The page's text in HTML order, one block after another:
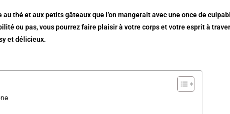
thé et aux petits gâteaux que l’on mangerait avec une once de
ou pas, vous pourrez faire plaisir à votre corps et votre esprit à
et délicieux.